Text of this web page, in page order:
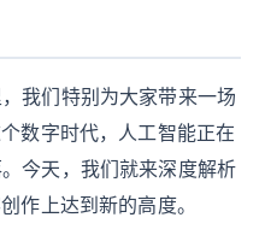
我们特别为大家带来一场
数字时代，人工智能正在
今天，我们就来深度解析
作上达到新的高度。